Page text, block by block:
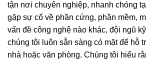
tận nơi chuyên nghiệp, nhanh chóng
gặp sự cố về phần cứng, phần mềm,
vấn đề công nghệ nào khác, đội ngũ
chúng tôi luôn sẵn sàng có mặt để hỗ
nhà hoặc văn phòng. Chúng tôi hiểu